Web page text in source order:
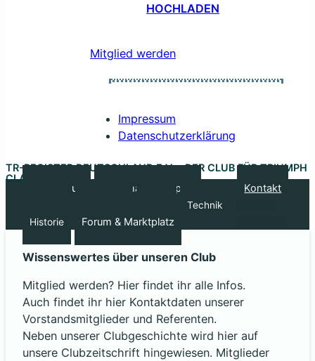
HOCHLADEN
Mitglied werden
Impressum
Datenschutzerklärung
TR-REGISTER DEUTSCHLAND E.V. – DER CLUB FÜR TRIUMPH
CLASSIC CARS
Unser Club
Regionale Gruppen
Technik
Historie
Forum & Marktplatz
Kontakt
Wissenswertes über unseren Club
Mitglied werden? Hier findet ihr alle Infos.
Auch findet ihr hier Kontaktdaten unserer
Vorstandsmitglieder und Referenten.
Neben unserer Clubgeschichte wird hier auf
unsere Clubzeitschrift hingewiesen. Mitglieder